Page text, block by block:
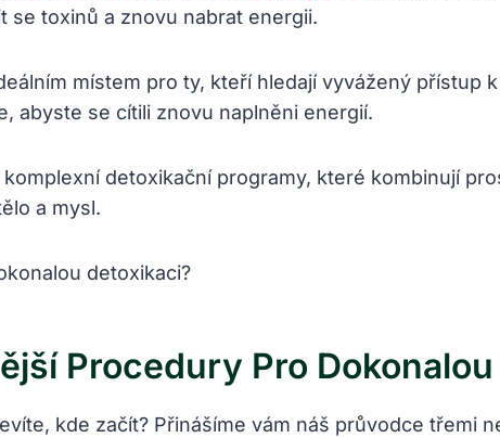
se toxinů a znovu nabrat energii.
místem pro ty, kteří hledají vyvážený přístup
abyste se cítili znovu naplněni energií.
detoxikační programy, které kombinují
a mysl.
Procedury Pro
kde začít? Přinášíme vám náš průvodce třemi